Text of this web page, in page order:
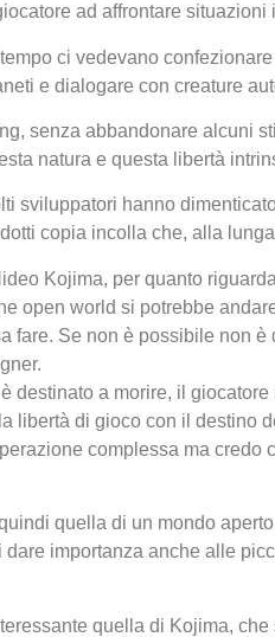
ad affrontare situazioni
ci vedevano
e dialogare con creature
senza abbandonare alcuni
natura e questa libertà
sviluppatori hanno
copia incolla che, alla
Kojima, per quanto
open world si potrebbe
fare. Se non è possibile non è
destinato a morire, il
libertà di gioco con il destino
complessa ma
quella di un mondo
importanza anche alle
quella di Kojima,